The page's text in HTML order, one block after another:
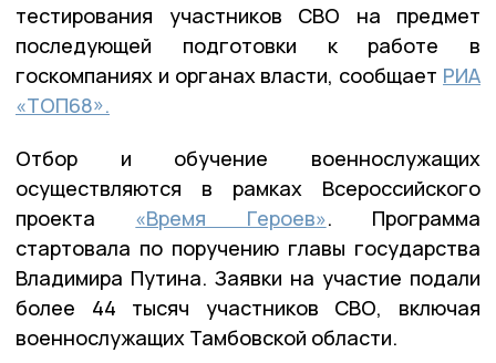
тестирования участников СВО на предмет
последующей подготовки к работе в
госкомпаниях и органах власти, сообщает РИА
«ТОП68».
Отбор и обучение военнослужащих
осуществляются в рамках Всероссийского
проекта «Время Героев». Программа
стартовала по поручению главы государства
Владимира Путина. Заявки на участие подали
более 44 тысяч участников СВО, включая
военнослужащих Тамбовской области.